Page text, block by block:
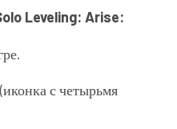
Leveling: Arise:
с четырьмя